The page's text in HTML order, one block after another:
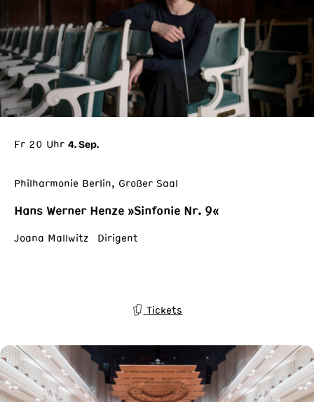
Fr 20 Uhr 4. Sep.
Philharmonie Berlin, Großer Saal
Hans Werner Henze »Sinfonie Nr. 9«
Joana Mallwitz Dirigent
Tickets